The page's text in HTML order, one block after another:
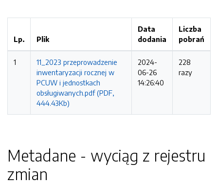
Lp. Plik
Data
dodania
Liczba
pobrań
1
11_2023 przeprowadzenie
inwentaryzacji rocznej w
PCUW i jednostkach
obsługiwanych.pdf (PDF,
444.43Kb)
2024-
06-26
14:26:40
228
razy
Metadane - wyciąg z rejestru
zmian